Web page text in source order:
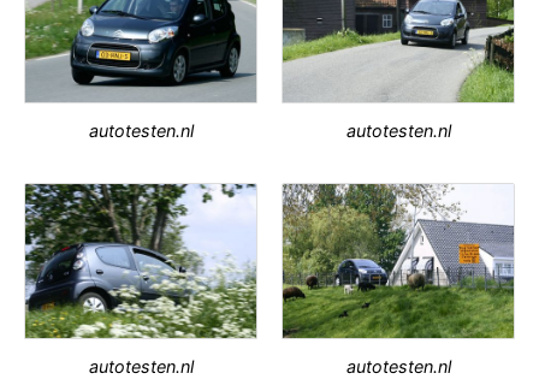
autotesten.nl autotesten.nl
autotesten.nl autotesten.nl